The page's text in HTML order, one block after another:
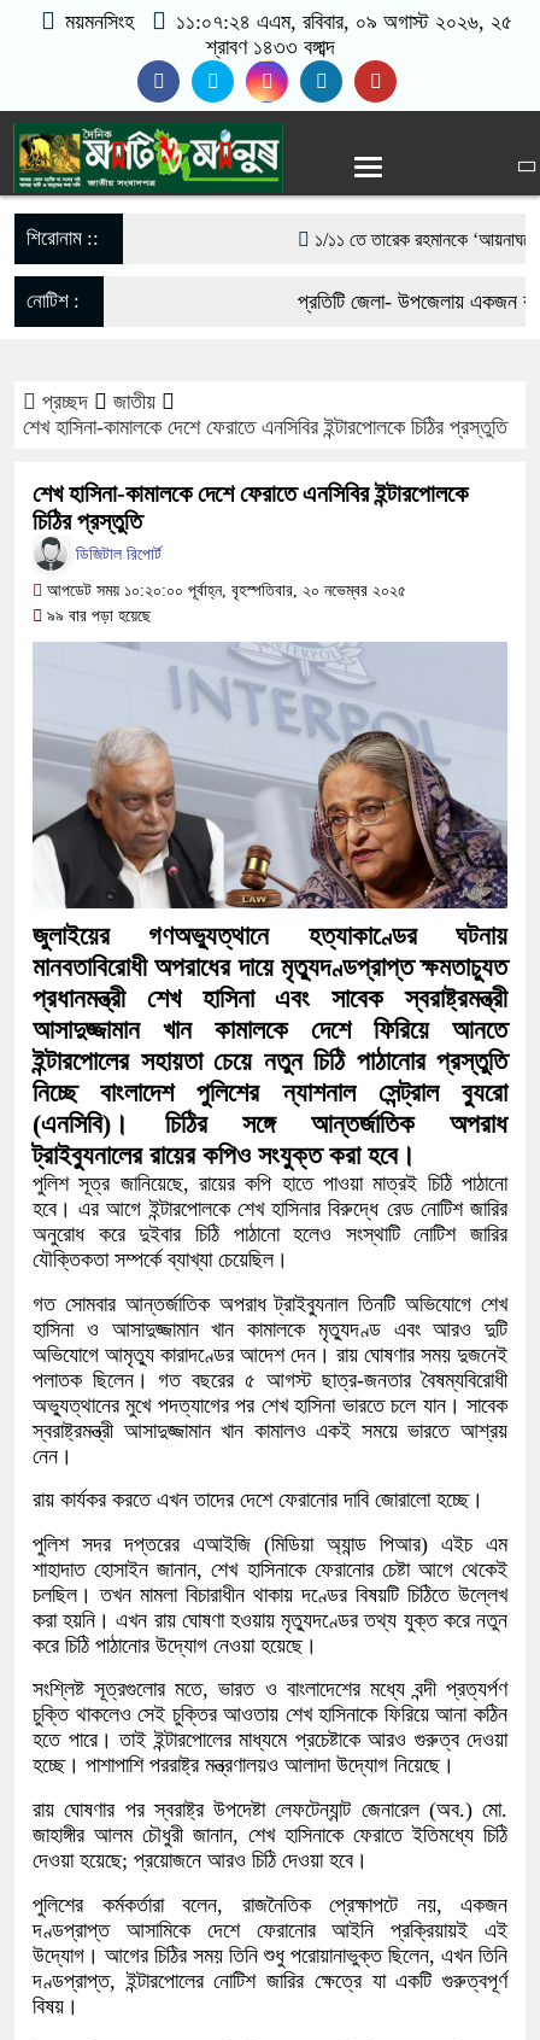
ময়মনসিংহ ১১:০৭:২৫ এএম, রবিবার, ০৯ অগাস্ট ২০২৬, ২৫
শ্রাবণ ১৪৩৩ বঙ্গাব্দ
শিরোনাম :: ১/১১ তে তারেক রহমানকে ‘আয়নাঘরে’
গণঅভ্যুত্থানের সঙ্গে প্রথম বেইমানি
মিয়ানমার সীমান্ত থেকে ৪০ হাজার
গড়ার আহ্বান
নেত্রকোনায় অগ্নিকাণ্ডে ক্ষতিগ্রস্ত
একটি চিঠিই বদলে দিল ৫ম শ্রেণির
শাস্তির বদলে সাভারের ওসি পদে
পড়েছে মেহেরপুরবাসী
দিনাজপুর পলিটেকনিক ইনস্টিটিউটের
আনুষ্ঠানিক উদ্বোধন
পূর্বধলায় কেন্দ্রীয় মন্দিরের ৭১ সদস্যের
হস্তান্তর
নোটিশ : প্রতিটি জেলা- উপজেলায় একজন
প্রচ্ছদ
জাতীয়
শেখ হাসিনা-কামালকে দেশে ফেরাতে এনসিবির ইন্টারপোলকে চিঠির প্রস্তুতি
শেখ হাসিনা-কামালকে দেশে ফেরাতে এনসিবির ইন্টারপোলকে
চিঠির প্রস্তুতি
ডিজিটাল রিপোর্ট
আপডেট সময় ১০:২০:০০ পূর্বাহ্ন, বৃহস্পতিবার, ২০ নভেম্বর ২০২৫
৯৯ বার পড়া হয়েছে
জুলাইয়ের গণঅভ্যুত্থানে হত্যাকাণ্ডের ঘটনায়
মানবতাবিরোধী অপরাধের দায়ে মৃত্যুদণ্ডপ্রাপ্ত ক্ষমতাচ্যুত
প্রধানমন্ত্রী শেখ হাসিনা এবং সাবেক স্বরাষ্ট্রমন্ত্রী
আসাদুজ্জামান খান কামালকে দেশে ফিরিয়ে আনতে
ইন্টারপোলের সহায়তা চেয়ে নতুন চিঠি পাঠানোর প্রস্তুতি
নিচ্ছে বাংলাদেশ পুলিশের ন্যাশনাল সেন্ট্রাল ব্যুরো
(এনসিবি)। চিঠির সঙ্গে আন্তর্জাতিক অপরাধ
ট্রাইব্যুনালের রায়ের কপিও সংযুক্ত করা হবে।
পুলিশ সূত্র জানিয়েছে, রায়ের কপি হাতে পাওয়া মাত্রই চিঠি পাঠানো
হবে। এর আগে ইন্টারপোলকে শেখ হাসিনার বিরুদ্ধে রেড নোটিশ জারির
অনুরোধ করে দুইবার চিঠি পাঠানো হলেও সংস্থাটি নোটিশ জারির
যৌক্তিকতা সম্পর্কে ব্যাখ্যা চেয়েছিল।
গত সোমবার আন্তর্জাতিক অপরাধ ট্রাইব্যুনাল তিনটি অভিযোগে শেখ
হাসিনা ও আসাদুজ্জামান খান কামালকে মৃত্যুদণ্ড এবং আরও দুটি
অভিযোগে আমৃত্যু কারাদণ্ডের আদেশ দেন। রায় ঘোষণার সময় দুজনেই
পলাতক ছিলেন। গত বছরের ৫ আগস্ট ছাত্র-জনতার বৈষম্যবিরোধী
অভ্যুত্থানের মুখে পদত্যাগের পর শেখ হাসিনা ভারতে চলে যান। সাবেক
স্বরাষ্ট্রমন্ত্রী আসাদুজ্জামান খান কামালও একই সময়ে ভারতে আশ্রয়
নেন।
রায় কার্যকর করতে এখন তাদের দেশে ফেরানোর দাবি জোরালো হচ্ছে।
পুলিশ সদর দপ্তরের এআইজি (মিডিয়া অ্যান্ড পিআর) এইচ এম
শাহাদাত হোসাইন জানান, শেখ হাসিনাকে ফেরানোর চেষ্টা আগে থেকেই
চলছিল। তখন মামলা বিচারাধীন থাকায় দণ্ডের বিষয়টি চিঠিতে উল্লেখ
করা হয়নি। এখন রায় ঘোষণা হওয়ায় মৃত্যুদণ্ডের তথ্য যুক্ত করে নতুন
করে চিঠি পাঠানোর উদ্যোগ নেওয়া হয়েছে।
সংশ্লিষ্ট সূত্রগুলোর মতে, ভারত ও বাংলাদেশের মধ্যে বন্দী প্রত্যর্পণ
চুক্তি থাকলেও সেই চুক্তির আওতায় শেখ হাসিনাকে ফিরিয়ে আনা কঠিন
হতে পারে। তাই ইন্টারপোলের মাধ্যমে প্রচেষ্টাকে আরও গুরুত্ব দেওয়া
হচ্ছে। পাশাপাশি পররাষ্ট্র মন্ত্রণালয়ও আলাদা উদ্যোগ নিয়েছে।
রায় ঘোষণার পর স্বরাষ্ট্র উপদেষ্টা লেফটেন্যান্ট জেনারেল (অব.) মো.
জাহাঙ্গীর আলম চৌধুরী জানান, শেখ হাসিনাকে ফেরাতে ইতিমধ্যে চিঠি
দেওয়া হয়েছে; প্রয়োজনে আরও চিঠি দেওয়া হবে।
পুলিশের কর্মকর্তারা বলেন, রাজনৈতিক প্রেক্ষাপটে নয়, একজন
দণ্ডপ্রাপ্ত আসামিকে দেশে ফেরানোর আইনি প্রক্রিয়ায়ই এই
উদ্যোগ। আগের চিঠির সময় তিনি শুধু পরোয়ানাভুক্ত ছিলেন, এখন তিনি
দণ্ডপ্রাপ্ত, ইন্টারপোলের নোটিশ জারির ক্ষেত্রে যা একটি গুরুত্বপূর্ণ
বিষয়।